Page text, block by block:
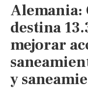
Alemania:
destina
mejorar
y